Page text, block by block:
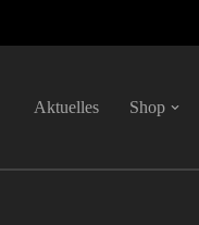
Aktuelles Shop